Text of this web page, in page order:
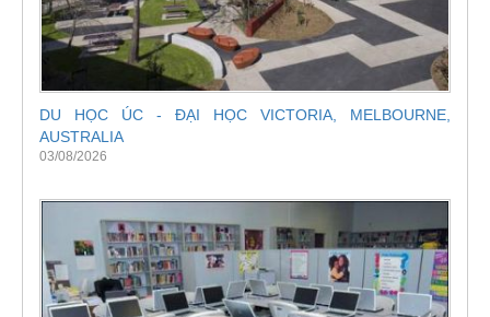
DU HỌC ÚC - ĐẠI HỌC VICTORIA, MELBOURNE,
AUSTRALIA
03/08/2026